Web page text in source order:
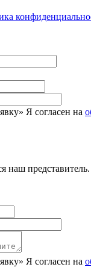
Я согласен на
наш представитель.
Я согласен на